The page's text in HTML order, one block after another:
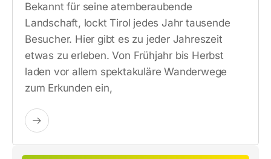
Bekannt für seine atemberaubende
Landschaft, lockt Tirol jedes Jahr tausende
Besucher. Hier gibt es zu jeder Jahreszeit
etwas zu erleben. Von Frühjahr bis Herbst
laden vor allem spektakuläre Wanderwege
zum Erkunden ein,